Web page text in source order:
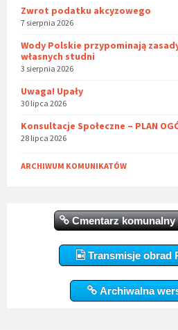
Zwrot podatku akcyzowego
7 sierpnia 2026
Wody Polskie przypominają
własnych studni
3 sierpnia 2026
Uwaga! Upały
30 lipca 2026
Konsultacje Społeczne – PLAN
28 lipca 2026
ARCHIWUM KOMUNIKATÓW
Cmentarz komunalny
Transmisje obrad
Archiwalna